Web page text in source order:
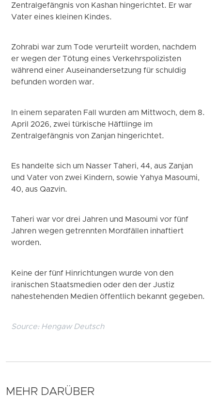
Zentralgefängnis von Kashan hingerichtet. Er war
Vater eines kleinen Kindes.
Zohrabi war zum Tode verurteilt worden, nachdem
er wegen der Tötung eines Verkehrspolizisten
während einer Auseinandersetzung für schuldig
befunden worden war.
In einem separaten Fall wurden am Mittwoch, dem 8.
April 2026, zwei türkische Häftlinge im
Zentralgefängnis von Zanjan hingerichtet.
Es handelte sich um Nasser Taheri, 44, aus Zanjan
und Vater von zwei Kindern, sowie Yahya Masoumi,
40, aus Qazvin.
Taheri war vor drei Jahren und Masoumi vor fünf
Jahren wegen getrennten Mordfällen inhaftiert
worden.
Keine der fünf Hinrichtungen wurde von den
iranischen Staatsmedien oder den der Justiz
nahestehenden Medien öffentlich bekannt gegeben.
Source: Hengaw Deutsch
MEHR DARÜBER